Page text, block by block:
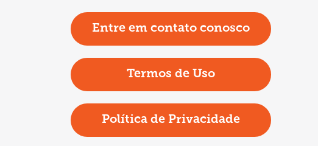
Entre em contato conosco
Termos de Uso
Política de Privacidade